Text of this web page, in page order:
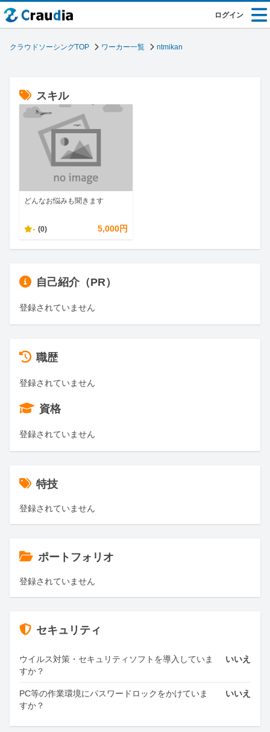
ログイン
クラウドソーシングTOP ワーカー一覧 ntmikan
スキル
どんなお悩みも聞きます
- (0) 5,000円
自己紹介（PR）
登録されていません
職歴
登録されていません
資格
登録されていません
特技
登録されていません
ポートフォリオ
登録されていません
セキュリティ
ウイルス対策・セキュリティソフトを導入していま
すか？
いいえ
PC等の作業環境にパスワードロックをかけていま
すか？
いいえ